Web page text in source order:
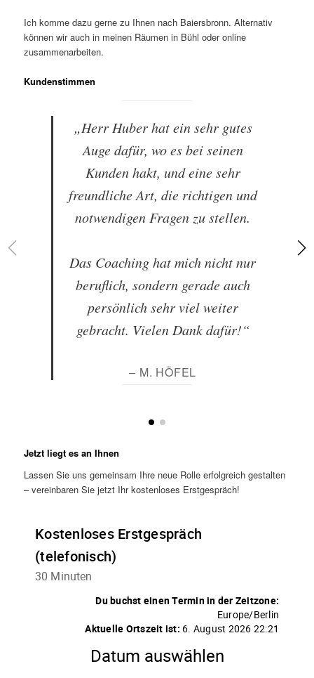
Ich komme dazu gerne zu Ihnen nach Baiersbronn. Alternativ
können wir auch in meinen Räumen in Bühl oder online
zusammenarbeiten.
Kundenstimmen
„Herr Huber hat ein sehr gutes
Auge dafür, wo es bei seinen
Kunden hakt, und eine sehr
freundliche Art, die richtigen und
notwendigen Fragen zu stellen.
Das Coaching hat mich nicht nur
beruflich, sondern gerade auch
persönlich sehr viel weiter
gebracht. Vielen Dank dafür!“
– M. HÖFEL
Jetzt liegt es an Ihnen
Lassen Sie uns gemeinsam Ihre neue Rolle erfolgreich gestalten
– vereinbaren Sie jetzt Ihr kostenloses Erstgespräch!